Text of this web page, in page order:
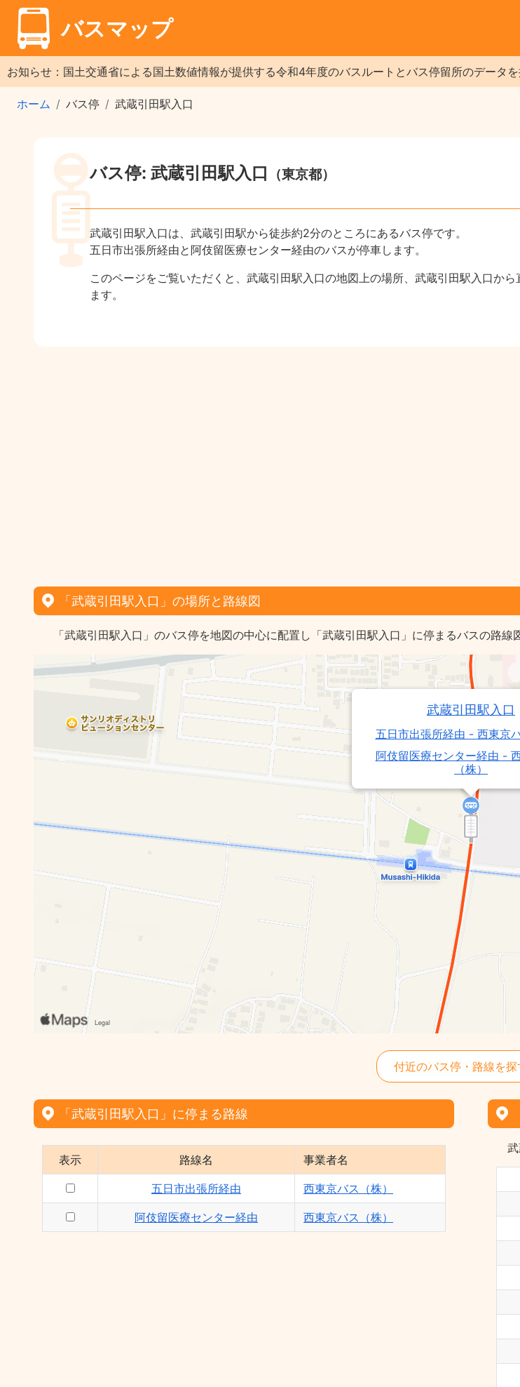
バスマップ
お知らせ：国土交通省による国土数値情報が提供する令和4年度のバスルートとバス停留所のデータを
ホーム バス停 武蔵引田駅入口
バス停: 武蔵引田駅入口 （東京都）
武蔵引田駅入口は、武蔵引田駅から徒歩約2分のところにあるバス停です。
五日市出張所経由と阿伎留医療センター経由のバスが停車します。
このページをご覧いただくと、武蔵引田駅入口の地図上の場所、武蔵引田駅入口か
ます。
「武蔵引田駅入口」の場所と路線図
「武蔵引田駅入口」のバス停を地図の中心に配置し「武蔵引田駅入口」に停まるバスの路線
武蔵引田駅入口
五日市出張所経由 - 西東京バ
阿伎留医療センター経由 -
（株）
付近のバス停・路線を探
「武蔵引田駅入口」に停まる路線
表示 路線名 事業者名
五日市出張所経由 西東京バス（株）
阿伎留医療センター経由 西東京バス（株）